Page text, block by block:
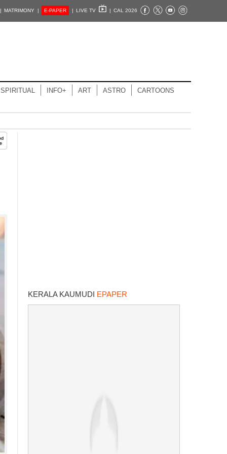
MATRIMONY | E-PAPER | LIVE TV | CAL 2026
SPIRITUAL INFO+ ART ASTRO CARTOONS
KERALA KAUMUDI EPAPER